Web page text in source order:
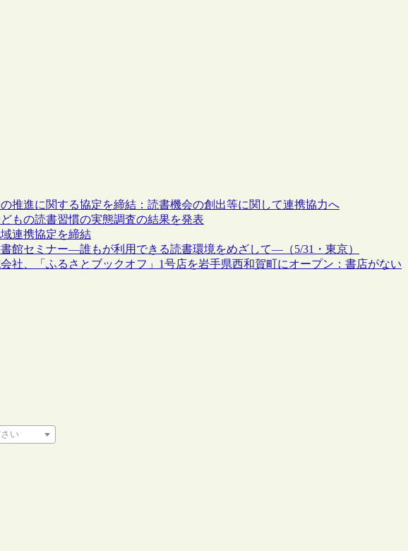
推進に関する協定を締結：読書機会の創出等に関して連携協力へ
もの読書習慣の実態調査の結果を発表
連携協定を締結
書館セミナー―誰もが利用できる読書環境をめざして―（5/31・東京）
社、「ふるさとブックオフ」1号店を岩手県西和賀町にオープン：書店がない
い